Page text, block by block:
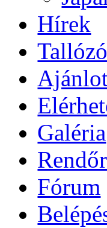
Hírek
Tallózó
Galéria
Fórum